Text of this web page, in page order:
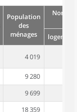
Population
des
ménages
logement
4 019
9 280
9 699
18 359